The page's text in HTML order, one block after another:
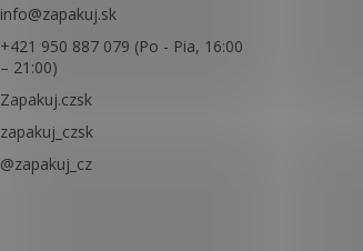
info@zapakuj.sk
+421 950 887 079 (Po - Pia, 16:00
– 21:00)
Zapakuj.czsk
zapakuj_czsk
@zapakuj_cz